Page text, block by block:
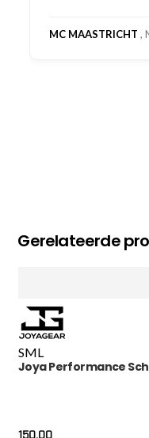
MC MAASTRICHT ,
Gerelateerde
SML
Joya Performance
150.00